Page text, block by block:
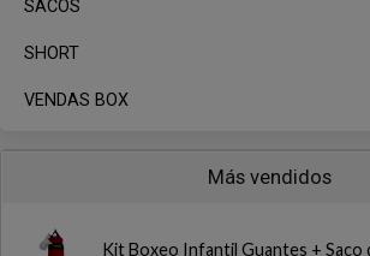
SACOS
SHORT
VENDAS BOX
Más vendidos
Kit Boxeo Infantil Guantes + Saco